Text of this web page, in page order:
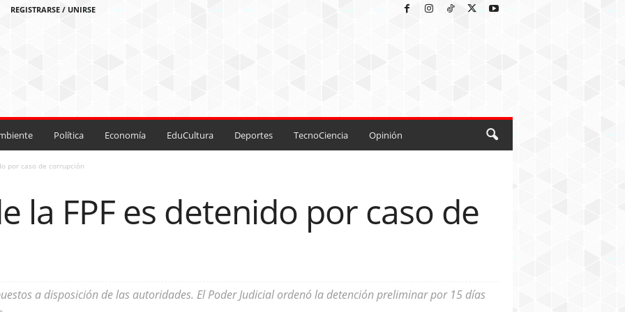
REGISTRARSE / UNIRSE
Política Economía EduCultura Deportes TecnoCiencia Opinión
por caso de corrupción
la FPF es detenido por caso de
a disposición de las autoridades. El Poder Judicial ordenó la detención preliminar por 15 días